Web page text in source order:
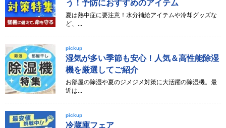
う！予防におすすめのアイテム
夏は熱中症に要注意！水分補給アイテムや冷却グッズな
ど、...
pickup
湿気が多い季節も安心！人気＆高性能除湿
機を厳選してご紹介
お部屋の除湿や夏のジメジメ対策に大活躍の除湿機。最
近は...
pickup
冷蔵庫フェア